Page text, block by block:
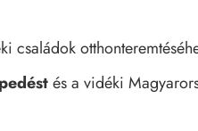
családok
és a vidéki